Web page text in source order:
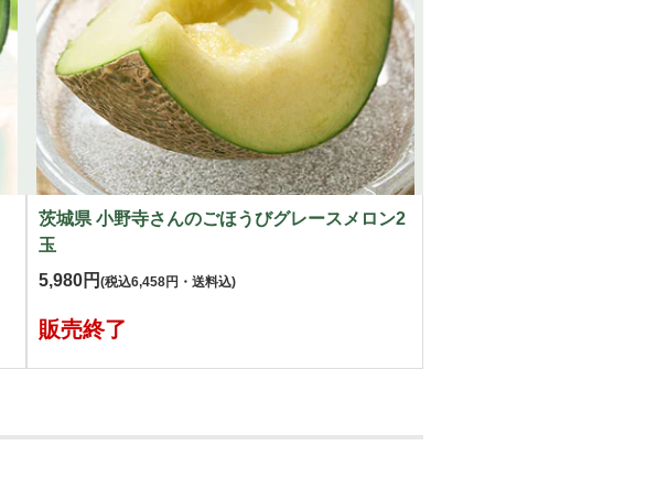
茨城県 小野寺さんのごほうびグレースメロン2
玉
5,980円 (税込6,458円・送料込)
販売終了